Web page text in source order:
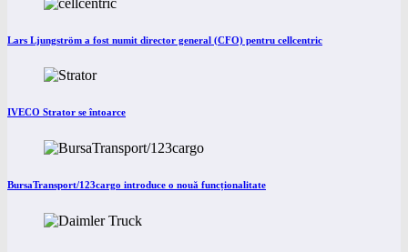
Lars Ljungström a fost numit director general (CFO) pentru cellcentric
IVECO Strator se întoarce
BursaTransport/123cargo introduce o nouă funcționalitate